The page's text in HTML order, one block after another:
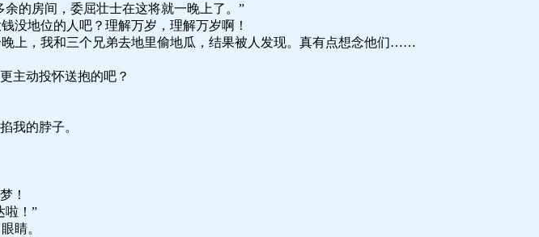
的房间，委屈壮士在这将就一晚上了。”
没地位的人吧？理解万岁，理解万岁啊！
上，我和三个兄弟去地里偷地瓜，结果被人发现。真有点想念他们……
主动投怀送抱的吧？
我的脖子。
！
啦！”
睛。